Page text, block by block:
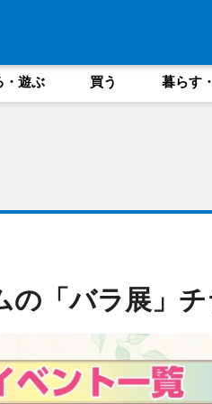
・遊ぶ 買う 暮らす
の「バラ展」